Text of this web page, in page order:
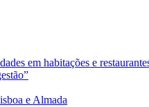
em habitações e
e Almada